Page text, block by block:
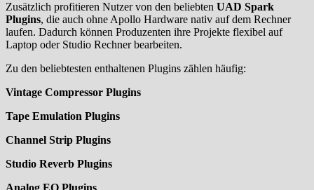
Zusätzlich profitieren Nutzer von den beliebten UAD Spark
Plugins, die auch ohne Apollo Hardware nativ auf dem Rechner
laufen. Dadurch können Produzenten ihre Projekte flexibel auf
Laptop oder Studio Rechner bearbeiten.
Zu den beliebtesten enthaltenen Plugins zählen häufig:
Vintage Compressor Plugins
Tape Emulation Plugins
Channel Strip Plugins
Studio Reverb Plugins